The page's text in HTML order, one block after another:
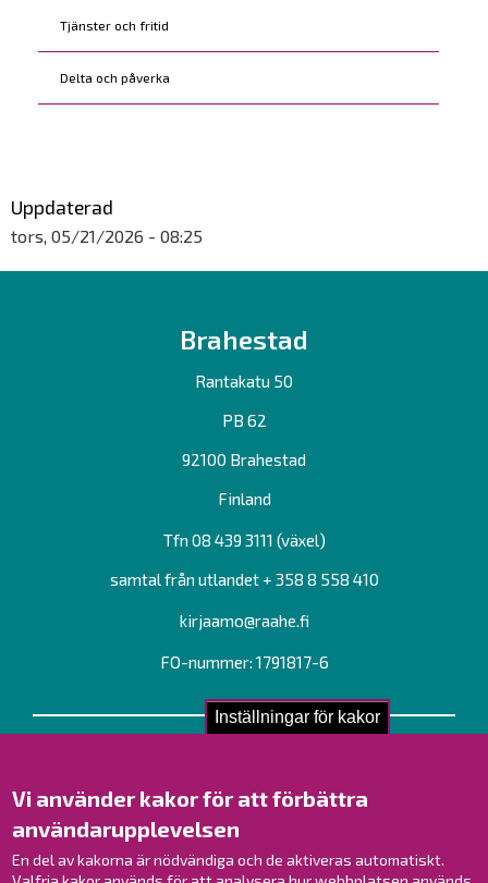
Inställningar för kakor
Vi använder kakor för att förbättra
användarupplevelsen
En del av kakorna är nödvändiga och de aktiveras automatiskt.
Tjänster och fritid
Delta och påverka
Uppdaterad
tors, 05/21/2026 - 08:25
Brahestad
Rantakatu 50
PB 62
92100 Brahestad
Finland
Tfn 08 439 3111 (växel)
samtal från utlandet + 358 8 558 410
kirjaamo@raahe.fi
FO-nummer: 1791817-6
Kontakt
Verksamhetsställen
Kontaktuppgifter till personalen
Guidekarta